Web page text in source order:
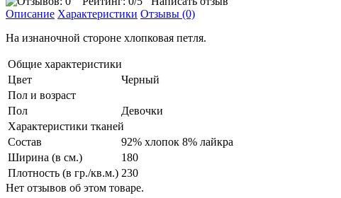
Описание Характеристики Отзывы (0)
На изнаночной стороне хлопковая петля.
Общие характеристики
Цвет
Черный
Пол и возраст
Пол
Девочки
Характеристики тканей
Состав
92% хлопок 8% лайкра
Ширина (в см.)
180
Плотность (в гр./кв.м.) 230
Нет отзывов об этом товаре.